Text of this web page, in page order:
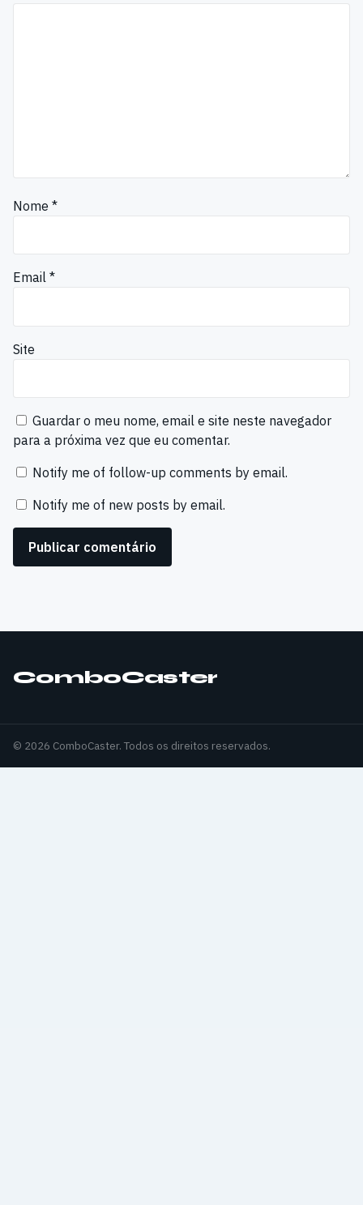
Nome *
Email *
Site
Guardar o meu nome, email e site neste navegador
para a próxima vez que eu comentar.
Notify me of follow-up comments by email.
Notify me of new posts by email.
ComboCaster
© 2026 ComboCaster. Todos os direitos reservados.